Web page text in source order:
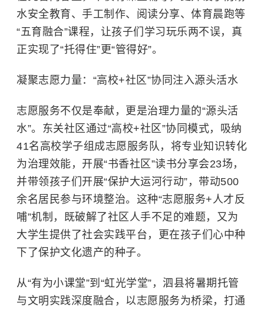
水安全教育、手工制作、阅读分享、体育晨跑等
“五育融合”课程，让孩子们学习玩乐两不误，真
正实现了“托得住”更“管得好”。
凝聚志愿力量：“高校+社区”协同注入源头活水
志愿服务不仅是奉献，更是治理力量的“源头活
水”。东关社区通过“高校+社区”协同模式，吸纳
41名高校学子组成志愿服务队，将专业知识转化
为治理效能，开展“书香社区”读书分享会23场，
并带领孩子们开展“保护大运河行动”，带动500
余名居民参与环境整治。这种“志愿服务+人才反
哺”机制，既破解了社区人手不足的难题，又为
大学生提供了社会实践平台，更在孩子们心中种
下了保护文化遗产的种子。
从“有为小课堂”到“虹光学堂”，泗县将暑期托管
与文明实践深度融合，以志愿服务为桥梁，打通